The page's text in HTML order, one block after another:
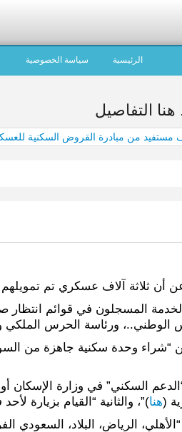
الرئيسية سياسة الخصوصية
ثلاثة آلاف عسكري تم
المسجلون في قوائم انتظار
الوطني..، ورئاسة الحرس الملكي
بين “شراء وحدة سكنية جاهزة من
السكني” في وزارة الإسكان أو
(هنا)”، والثانية “القيام بزيارة
الرياض، البلاد،